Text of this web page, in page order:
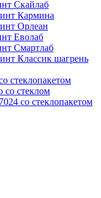
Скайлаб
Кармина
Орлеан
Еволаб
Смартлаб
Классик шагрень
стеклопакетом
со стеклом
со стеклопакетом